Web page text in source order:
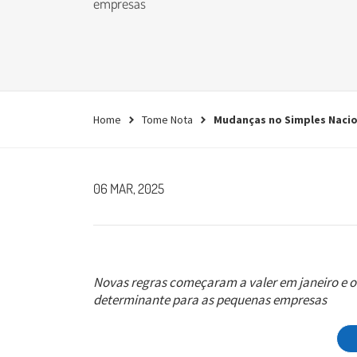
Home Tome Nota Mudanças no Simples
06 MAR, 2025
Novas regras começaram a valer em janeiro e
determinante para as pequenas empresas